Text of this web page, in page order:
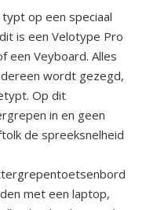
op een speciaal
is een Velotype Pro
een Veyboard. Alles
wordt gezegd,
Op dit
in en geen
de spreeksnelheid
met een laptop,